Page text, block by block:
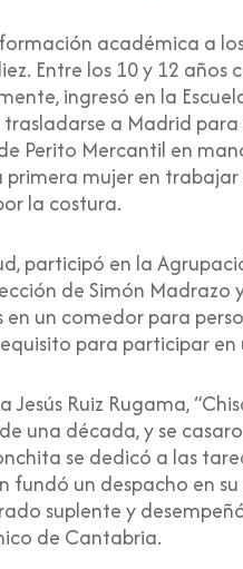
académica a
Entre los 10 y 12
ingresó en la
a Madrid para
Perito Mercantil en
primera mujer en
la costura.
participó en la
de Simón Madrazo
un comedor para
para participar
Ruiz Rugama,
una década, y se
se dedicó a las
fundó un despacho en
suplente y
de Cantabria.